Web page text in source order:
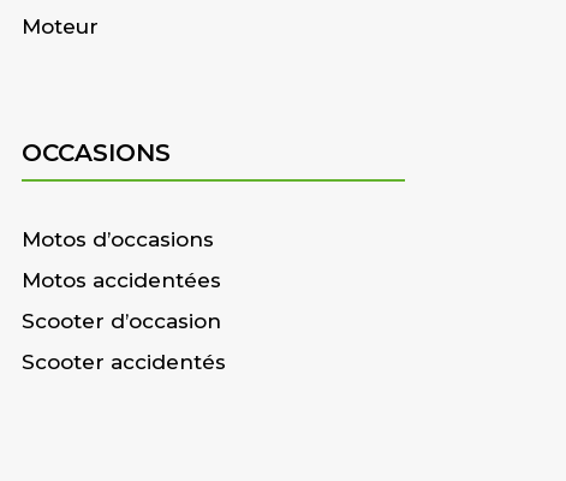
Moteur
OCCASIONS
Motos d’occasions
Motos accidentées
Scooter d’occasion
Scooter accidentés